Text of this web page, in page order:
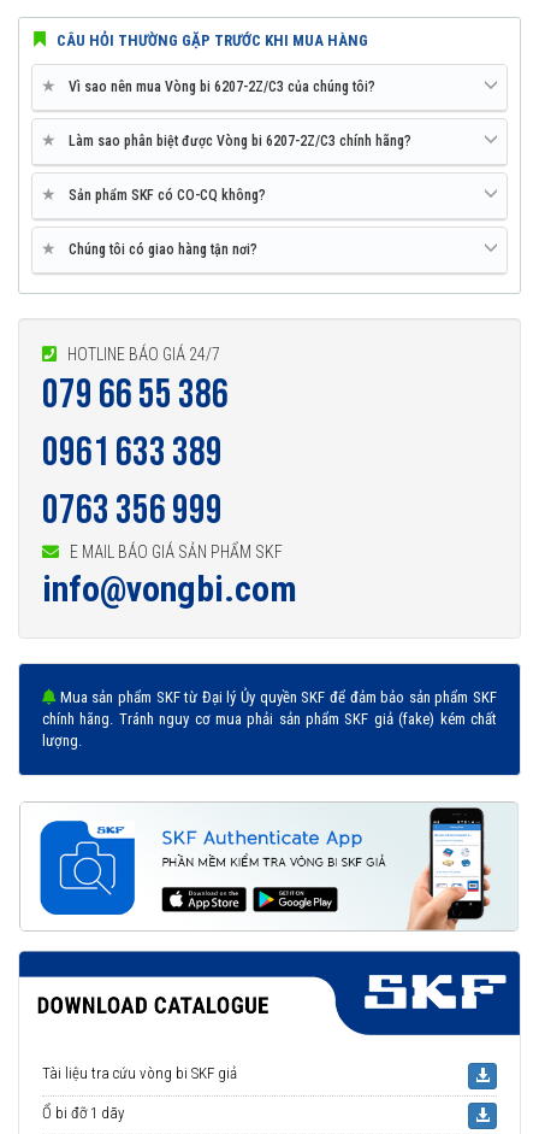
CÂU HỎI THƯỜNG GẶP TRƯỚC KHI MUA HÀNG
★ Vì sao nên mua Vòng bi 6207-2Z/C3 của chúng tôi?
★ Làm sao phân biệt được Vòng bi 6207-2Z/C3 chính hãng?
★ Sản phẩm SKF có CO-CQ không?
★ Chúng tôi có giao hàng tận nơi?
HOTLINE BÁO GIÁ 24/7
079 66 55 386
0961 633 389
0763 356 999
E MAIL BÁO GIÁ SẢN PHẨM SKF
info@vongbi.com
Mua sản phẩm SKF từ Đại lý Ủy quyền SKF để đảm bảo sản phẩm SKF
chính hãng. Tránh nguy cơ mua phải sản phẩm SKF giả (fake) kém chất
lượng.
Tài liệu tra cứu vòng bi SKF giả
Ổ bi đỡ 1 dãy